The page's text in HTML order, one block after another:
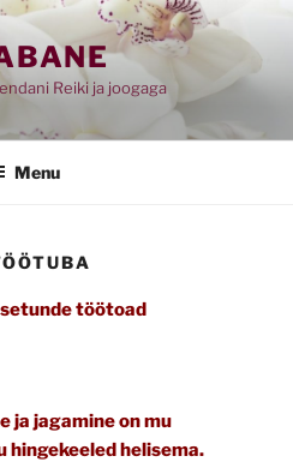
Reiki ja joogaga
Menu
töötoad
ja jagamine on mu
hingekeeled helisema.